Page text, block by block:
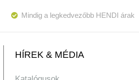
Mindig a legkedvezőbb HENDI árak
HÍREK & MÉDIA